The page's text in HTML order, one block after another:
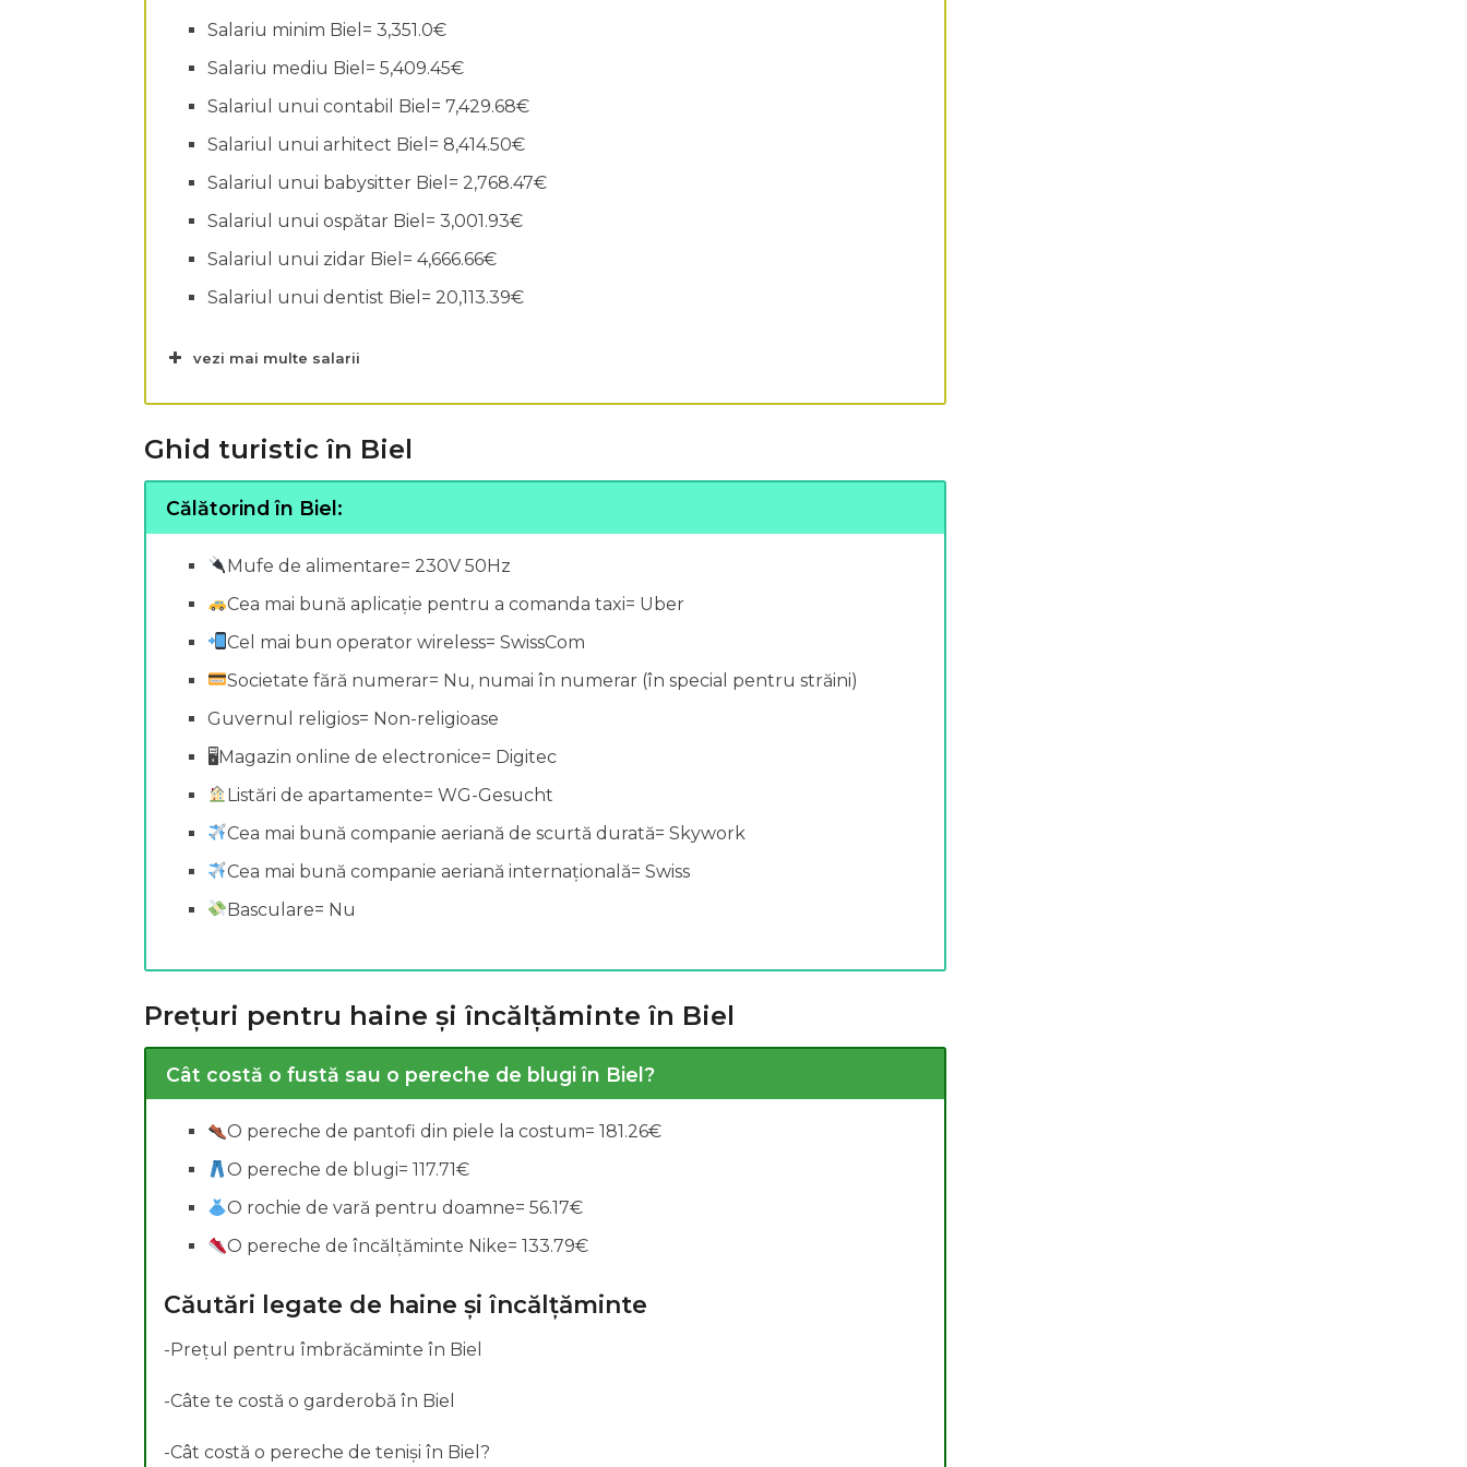
Salariu minim Biel= 3,351.0€
Salariu mediu Biel= 5,409.45€
Salariul unui contabil Biel= 7,429.68€
Salariul unui arhitect Biel= 8,414.50€
Salariul unui babysitter Biel= 2,768.47€
Salariul unui ospătar Biel= 3,001.93€
Salariul unui zidar Biel= 4,666.66€
Salariul unui dentist Biel= 20,113.39€
vezi mai multe salarii
Cercetări legate de salarii:
Ghid turistic în Biel
Călătorind în Biel:
Mufe de alimentare= 230V 50Hz
Cea mai bună aplicație pentru a comanda taxi= Uber
Cel mai bun operator wireless= SwissCom
Societate fără numerar= Nu, numai în numerar (în special pentru străini)
Guvernul religios= Non-religioase
🖥Magazin online de electronice= Digitec
Listări de apartamente= WG-Gesucht
Cea mai bună companie aeriană de scurtă durată= Skywork
Cea mai bună companie aeriană internațională= Swiss
Basculare= Nu
Prețuri pentru haine și încălțăminte în Biel
Cât costă o fustă sau o pereche de blugi în Biel?
O pereche de pantofi din piele la costum= 181.26€
O pereche de blugi= 117.71€
O rochie de vară pentru doamne= 56.17€
O pereche de încălțăminte Nike= 133.79€
Căutări legate de haine și încălțăminte
-Prețul pentru îmbrăcăminte în Biel
-Câte te costă o garderobă în Biel
-Cât costă o pereche de teniși în Biel?